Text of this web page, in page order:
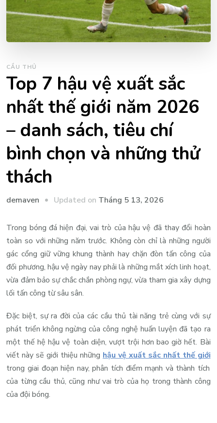
CẦU THỦ
Top 7 hậu vệ xuất sắc
nhất thế giới năm 2026
– danh sách, tiêu chí
bình chọn và những thử
thách
demaven Updated on Tháng 5 13, 2026
Trong bóng đá hiện đại, vai trò của hậu vệ đã thay đổi hoàn
toàn so với những năm trước. Không còn chỉ là những người
gác cổng giữ vững khung thành hay chặn đòn tấn công của
đối phương, hậu vệ ngày nay phải là những mắt xích linh hoạt,
vừa đảm bảo sự chắc chắn phòng ngự, vừa tham gia xây dựng
lối tấn công từ sâu sân.
Đặc biệt, sự ra đời của các cầu thủ tài năng trẻ cùng với sự
phát triển không ngừng của công nghệ huấn luyện đã tạo ra
một thế hệ hậu vệ toàn diện, vượt trội hơn bao giờ hết. Bài
viết này sẽ giới thiệu những hậu vệ xuất sắc nhất thế giới
trong giai đoạn hiện nay, phân tích điểm mạnh và thành tích
của từng cầu thủ, cũng như vai trò của họ trong thành công
của đội bóng.